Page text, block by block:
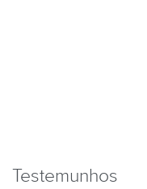
Testemunhos